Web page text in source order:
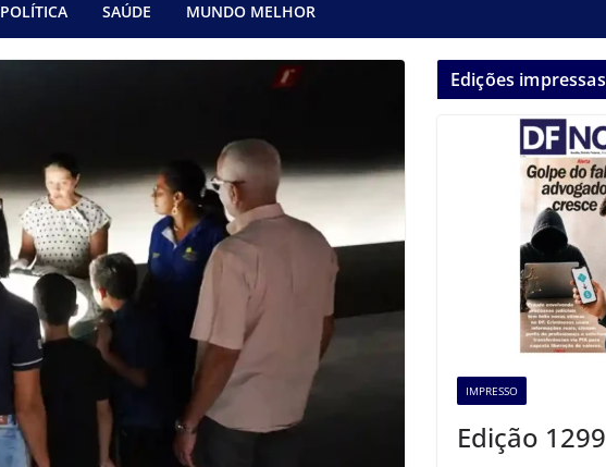
POLÍTICA SAÚDE MUNDO MELHOR
Edições impressas
IMPRESSO
Edição 1299